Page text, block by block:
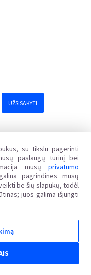
su tikslu pagerinti
paslaugų turinį bei
mūsų privatumo
pagrindines mūsų
be šių slapukų, todėl
juos galima išjungti
UŽSISAKYTI
Valstybinėje vartotojų teisių
būdu prašymą galite